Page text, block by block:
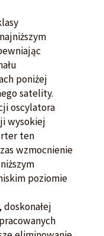
poniżej
satelity.
oscylatora
wysokiej
ten
wzmocnienie
poziomie